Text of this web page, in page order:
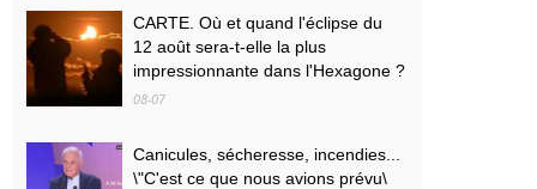
CARTE. Où et quand l'éclipse du
12 août sera-t-elle la plus
impressionnante dans l'Hexagone ?
08-07
Canicules, sécheresse, incendies...
\"C'est ce que nous avions prévu\